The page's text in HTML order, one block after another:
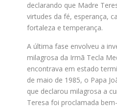
declarando que Madre
virtudes da fé, esperança,
fortaleza e temperança.
A última fase envolveu a
milagrosa da Irmã Tecla
encontrava em estado
de maio de 1985, o Papa
que declarou milagrosa a
Teresa foi proclamada